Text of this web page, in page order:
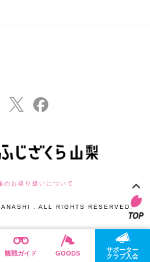
のお取り扱いについて
. ALL RIGHTS RESERVED.
観戦ガイド GOODS
サポーター
クラブ入会